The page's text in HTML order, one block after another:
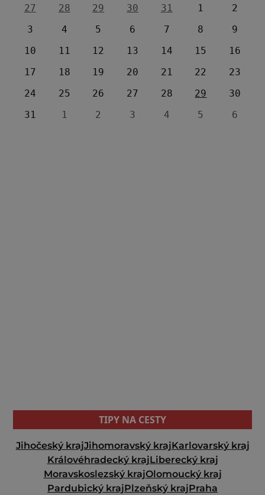
27
28 29 30 31 1
2
3
4 5 6 7 8
9
10
11 12 13 14 15
16
17
18 19 20 21 22
23
24
25 26 27 28 29
30
31
1 2 3 4 5 6
TIPY NA CESTY
Jihočeský krajJihomoravský krajKarlovarský kraj
Královéhradecký krajLiberecký kraj
Moravskoslezský krajOlomoucký kraj
Pardubický krajPlzeňský krajPraha